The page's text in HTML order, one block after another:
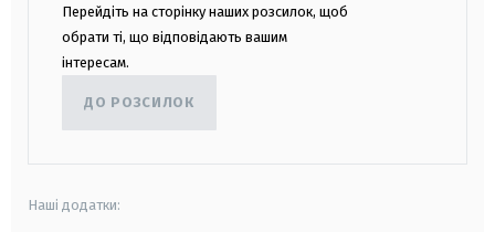
Перейдіть на сторінку наших розсилок, щоб
обрати ті, що відповідають вашим
інтересам.
ДО РОЗСИЛОК
Наші додатки: